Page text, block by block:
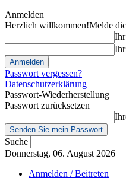
Anmelden
Herzlich willkommen!Melde
Passwort vergessen?
Datenschutzerklärung
Passwort-Wiederherstellung
Passwort zurücksetzen
Suche
Donnerstag, 06. August 2026
Anmelden / Beitreten